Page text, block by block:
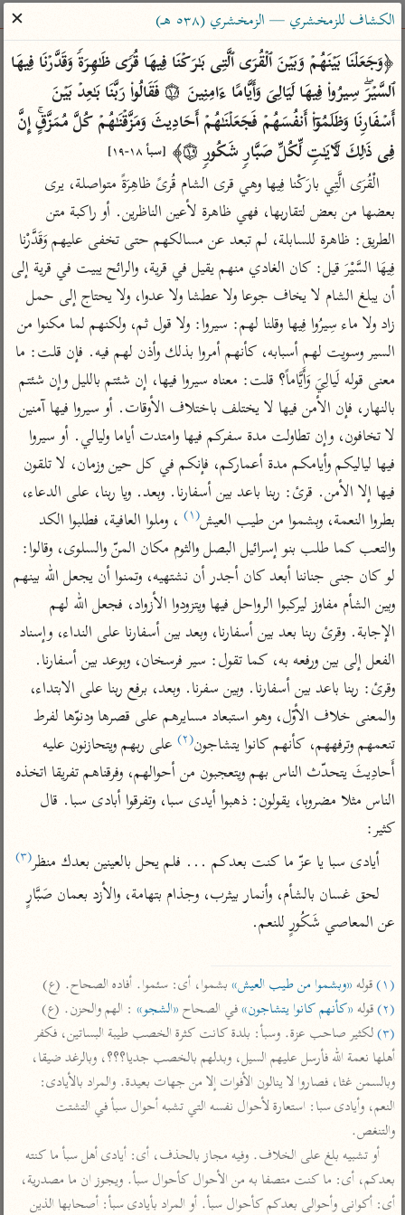
ساهم معنا في نشر القرآن والعلم الشرعي
الباحث القرآني
بحث تفسير علوم مصاحف معاجم
Type 2 or more characters for results.
Type 1 or more
characters for results.
أمّهات
تفسير الطبري
تفسير ابن كثير
تفسير القرطبي
تفسير البغوي
جمع الأقوال
تفسير ابن الجوزي
تفسير الماوردي
منتقاة
تفسير ابن القيم
تفسير ابن تيمية
عامّة
تفسير السمعاني
تفسير مكّي
محاسن التأويل
للقاسمي
تفسير الثعالبي
تفسير السمرقندي
تفسير الثعلبي
عامّة
فتح البيان للقنوجي
فتح القدير للشوكاني
تفسير ابن جزي
موسوعات
تفسير الآلوسي
تفسير الرازي
أخرى
أضواء البيان
نظم الدرر للبقاعي
لغة وبلاغة
التحرير والتنوير
المحرر الوجيز لابن
عطية
البحر المحيط لأبي
حيان
البسيط للواحدي
تفسير أبي السعود
الكشاف للزمخشري
معاصرة
الميسر
المختصر في
التفسير
تفسير السعدي
أيسر التفاسير
القرآن – تدبر وعمل
تفسير ابن عثيمين
مركَّزة العبارة
تفسير الجلالين
جامع البيان للإيجي
تفسير البيضاوي
تفسير النسفي
الوجيز للواحدي
تفسير ابن أبي زمنين
آثار
موسوعة التفسير
المأثور
تفسير ابن أبي حاتم
تفسير مقاتل
اشترك لتصلك أخبار مشاريعنا
اشترك
تليجرام
تعليمات•عن الباحث القرآني
الكشاف للزمخشري — الزمخشري (٥٣٨ هـ)
✕
فِی ذَ ٰ⁠لِكَ لَـَٔایَـٰتࣲ لِّكُلِّ صَبَّارࣲ شَكُورࣲ ۝١٩﴾
[سبأ ١٨-١٩]
بطروا النعمة، وبشموا من طيب العيش(١)
تنعمهم وترفههم، كأنهم كانوا يتشاجون(٢)
كثير:
أيادى سبا يا عزّ ما كنت بعدكم ... فلم يحل بالعينين بعدك منظر(٣)
لحق غسان بالشأم، وأنمار بيثرب، وجذام بتهامة، والأزد بعمان صَبَّارٍ
عن المعاصي شَكُورٍ للنعم.
(١) قوله «وبشموا من طيب العيش» بشموا، أى: سئموا. أفاده الصحاح. (ع)
(٢)
قوله «كأنهم كانوا يتشاجون» في الصحاح «الشجو» : الهم والحزن. (ع)
(٣)
لكثير صاحب عزة. وسبأ: بلدة كانت كثرة الخصب طيبة البساتين، فكفر
والتنغص.